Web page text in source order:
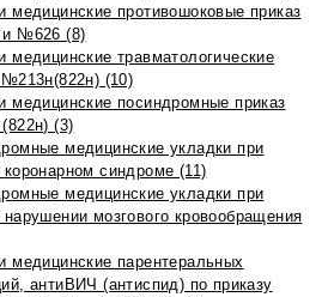
медицинские противошоковые приказ
№626 (8)
медицинские травматологические
№213н(822н) (10)
медицинские посиндромные приказ
(3)
медицинские укладки при
коронарном синдроме (11)
медицинские укладки при
мозгового кровообращения
медицинские парентеральных
антиВИЧ (антиспид) по приказу